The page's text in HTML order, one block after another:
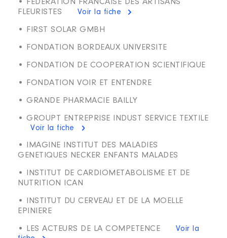
• FEDERATION FRANCAISE DES ARTISANS
FLEURISTES
Voir la fiche
• FIRST SOLAR GMBH
• FONDATION BORDEAUX UNIVERSITE
• FONDATION DE COOPERATION SCIENTIFIQUE
• FONDATION VOIR ET ENTENDRE
• GRANDE PHARMACIE BAILLY
• GROUPT ENTREPRISE INDUST SERVICE TEXTILE
Voir la fiche
• IMAGINE INSTITUT DES MALADIES
GENETIQUES NECKER ENFANTS MALADES
• INSTITUT DE CARDIOMETABOLISME ET DE
NUTRITION ICAN
• INSTITUT DU CERVEAU ET DE LA MOELLE
EPINIERE
• LES ACTEURS DE LA COMPETENCE
Voir la